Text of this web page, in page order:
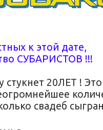
к этой дате,
СУБАРИСТОВ !!!
20ЛЕТ !
свадеб